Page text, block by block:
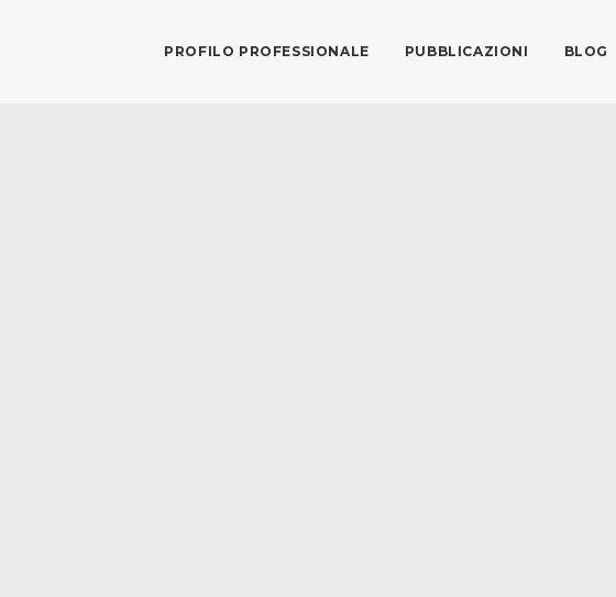
PROFILO PROFESSIONALE PUBBLICAZIONI BLOG